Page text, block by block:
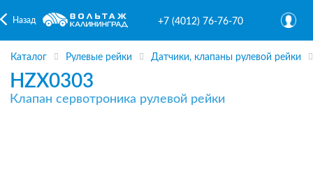
Назад +7 (4012) 76-76-70
Каталог Рулевые рейки Датчики, клапаны рулевой рейки
HZX0303
Клапан сервотроника рулевой рейки